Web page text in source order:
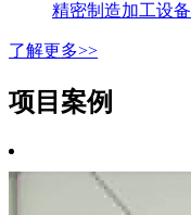
精密制造加工设备
了解更多>>
项目案例